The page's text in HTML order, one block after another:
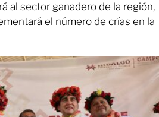
al sector ganadero de la región,
el número de crías en la